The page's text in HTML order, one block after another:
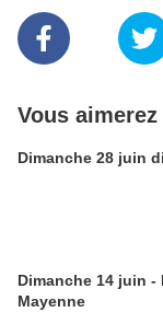
Vous
Dimanche 28 juin
Dimanche 14 juin -
Mayenne